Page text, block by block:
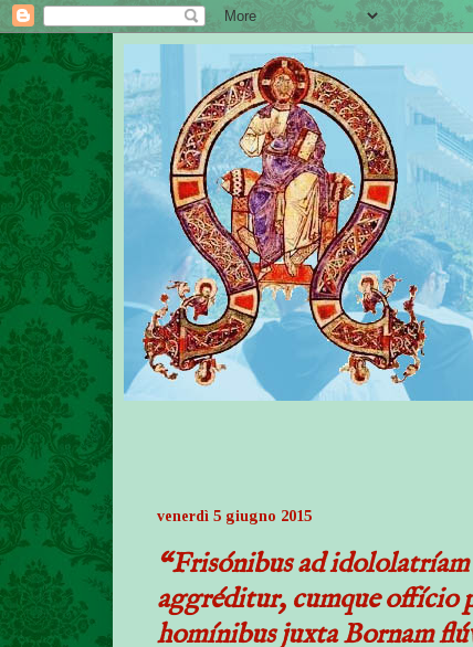
venerdì 5 giugno 2015
“Frisónibus ad
aggréditur, cumque offício
homínibus juxta Bornam